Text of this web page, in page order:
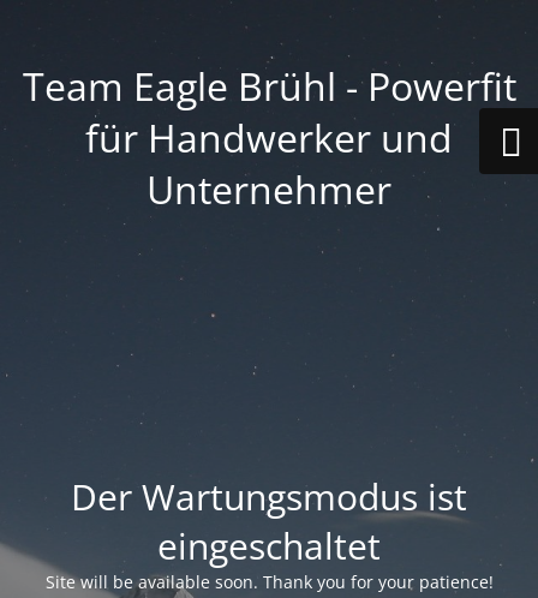
Team Eagle Brühl - Powerfit
für Handwerker und
Unternehmer
Der Wartungsmodus ist
eingeschaltet
Site will be available soon. Thank you for your patience!